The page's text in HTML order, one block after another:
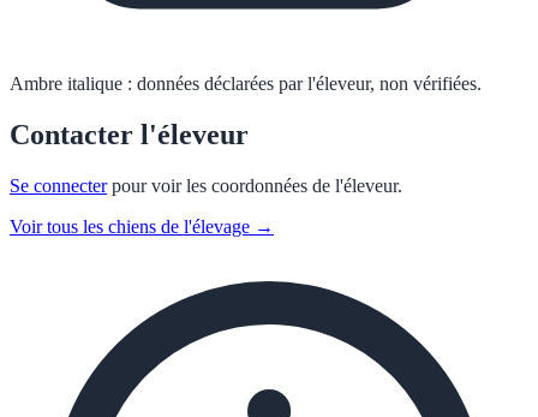
Ambre italique : données déclarées par l'éleveur, non vérifiées.
Contacter l'éleveur
Se connecterpour voir les coordonnées de l'éleveur.
Voir tous les chiens de l'élevage →